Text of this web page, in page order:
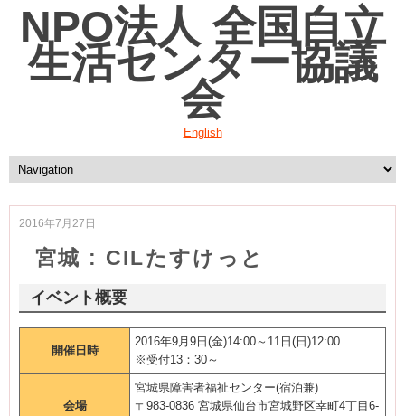
NPO法人 全国自立
生活センター協議
会
English
2016年7月27日
宮城 : CILたすけっと
イベント概要
開催日時
2016年9月9日(金)14:00～11日(日)12:00
※受付13：30～
会場
宮城県障害者福祉センター(宿泊兼)
〒983-0836 宮城県仙台市宮城野区幸町4丁目6-